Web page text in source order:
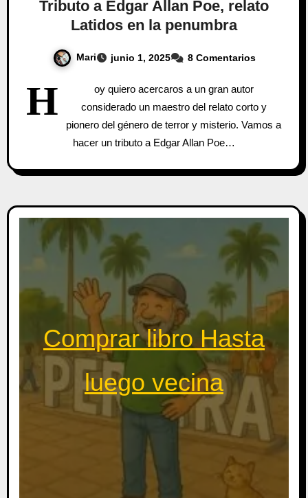
Tributo a Edgar Allan Poe, relato
Latidos en la penumbra
Mari junio 1, 2025 8 Comentarios
H
oy quiero acercaros a un gran autor
considerado un maestro del relato corto y
pionero del género de terror y misterio. Vamos a
hacer un tributo a Edgar Allan Poe…
Comprar libro Hasta
luego vecina